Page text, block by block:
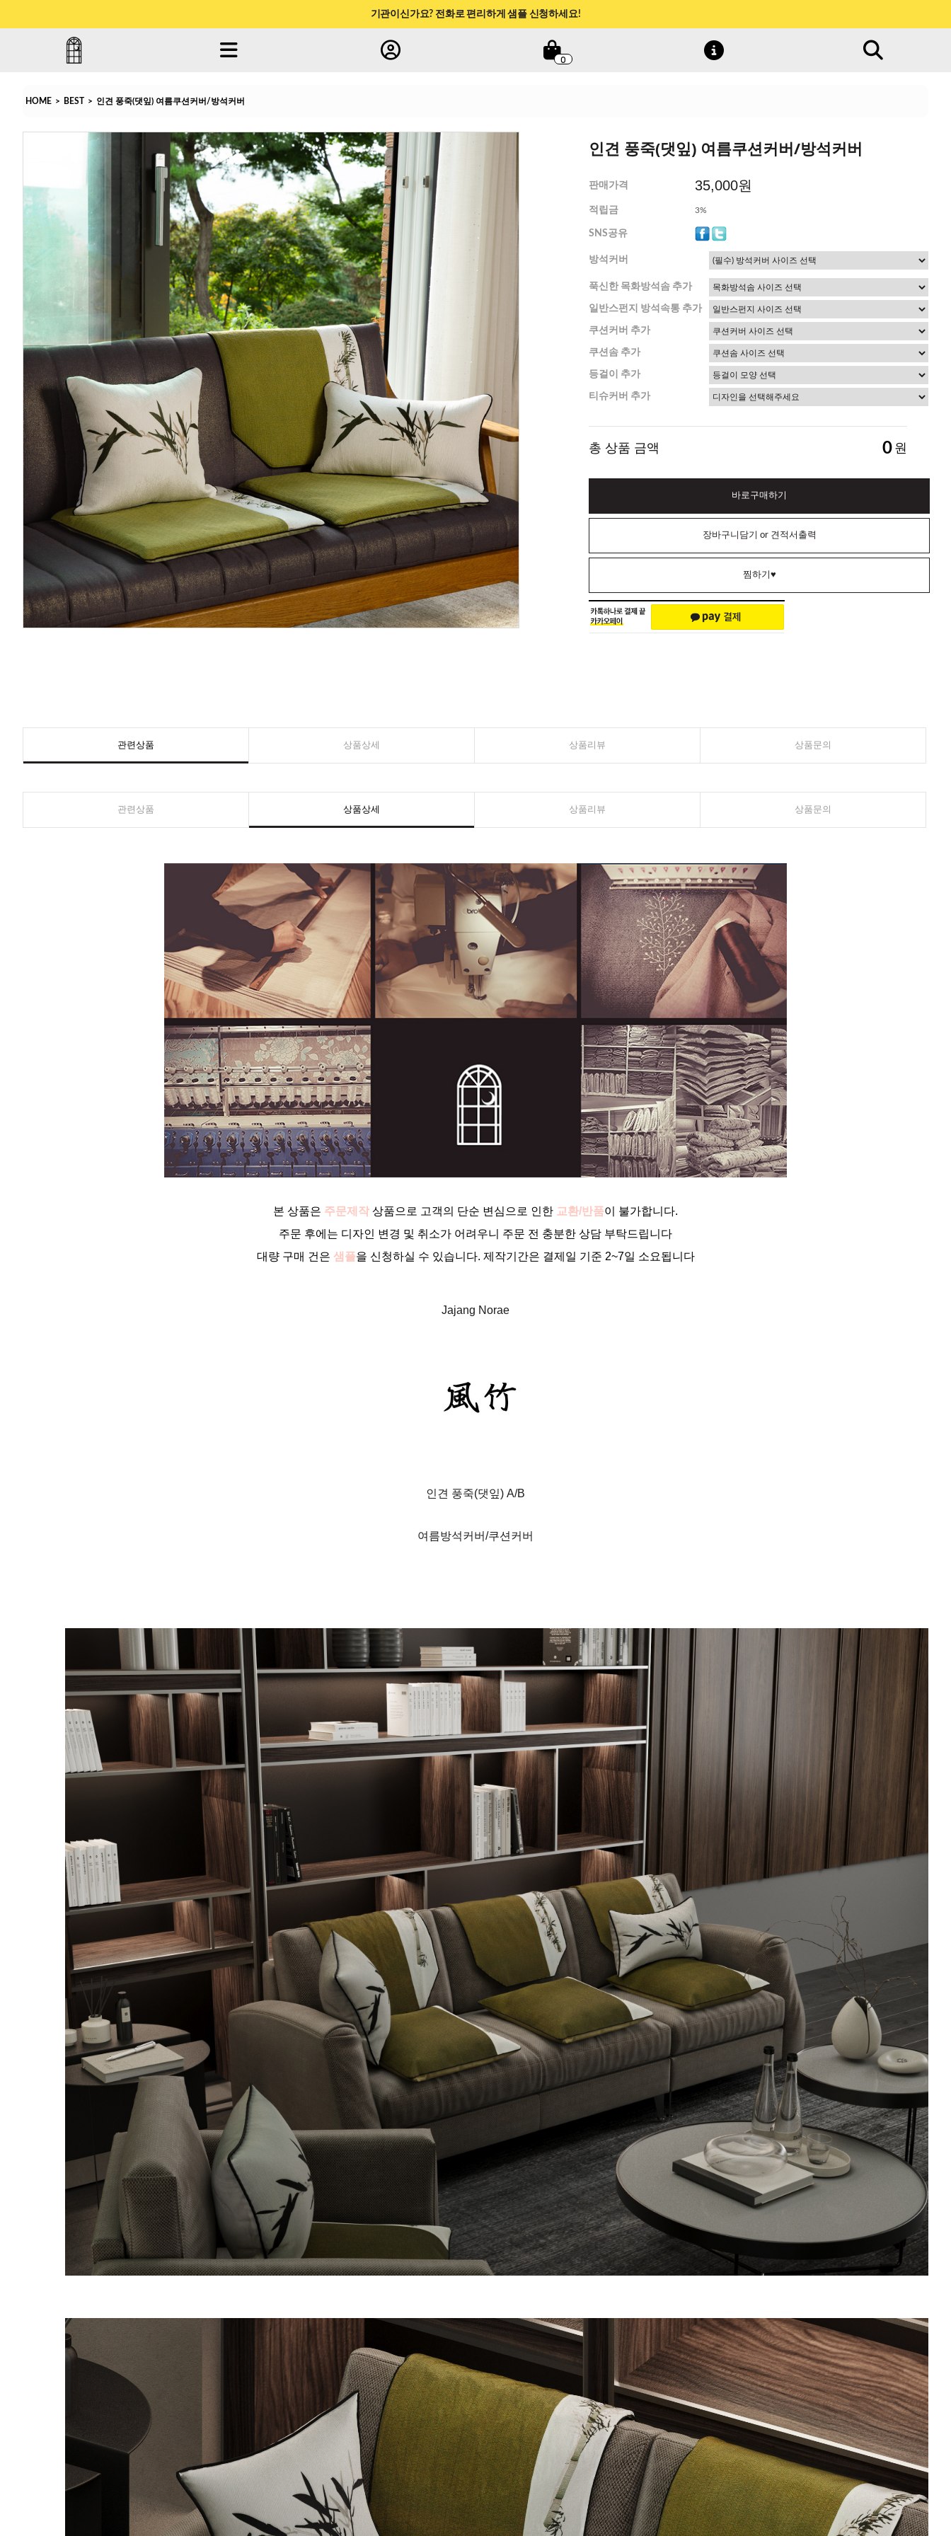
카카오/네이버 1초 회원가입하면 신규회원 적립금 1만원!
0
HOME > BEST > 인견 풍죽(댓잎) 여름쿠션커버/방석커버
인견 풍죽(댓잎) 여름쿠션커버/방석커버
판매가격 35,000원
적립금 3%
SNS공유
방석커버
푹신한 목화방석솜 추가
일반스펀지 방석속통 추가
쿠션커버 추가
쿠션솜 추가
등걸이 추가
티슈커버 추가
총 상품 금액 0 원
바로구매하기
장바구니담기 or 견적서출력
찜하기♥
관련상품 상품상세 상품리뷰 상품문의
관련상품 상품상세 상품리뷰 상품문의
본 상품은 주문제작 상품으로 고객의 단순 변심으로 인한 교환/반품이 불가합니다.
주문 후에는 디자인 변경 및 취소가 어려우니 주문 전 충분한 상담 부탁드립니다
대량 구매 건은 샘플을 신청하실 수 있습니다. 제작기간은 결제일 기준 2~7일 소요됩니다
Jajang Norae
인견 풍죽(댓잎) A/B
여름방석커버/쿠션커버